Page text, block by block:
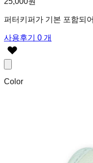
퍼터키퍼가 기본 포함되
사용후기 0 개
Color